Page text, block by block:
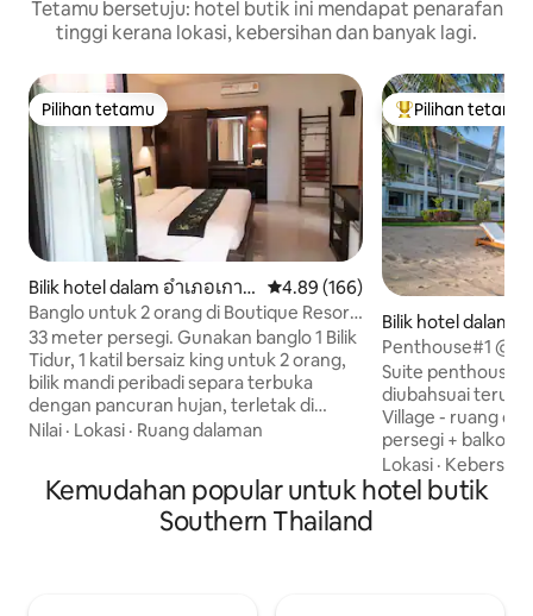
Tetamu bersetuju: hotel butik ini mendapat penarafan
tinggi kerana lokasi, kebersihan dan banyak lagi.
Pilihan tetamu
Pilihan tetamu
Bilik hotel dalam อำเภอเกาะ
ลันตา
Penarafan purata 4.89 daripada
4.89 (166)
Banglo untuk 2 orang di Boutique Resort
sarapan percuma
33 meter persegi. Gunakan banglo 1 Bilik
Tidur, 1 katil bersaiz king untuk 2 orang,
bilik mandi peribadi separa terbuka
dengan pancuran hujan, terletak di
taman tropika, privasi untuk penginapan
panas-sejuk, set linen kemudahan, jubah
mandi, pengering rambut, peti sejuk,
Nilai · Lokasi · Ruang dalaman
Pilihan utama
Pilihan tetamu
Bilik hotel dalam
Penthouse#1
Hotel w Brkfst/
Suite penthouse
diubahsuai terus
Village - ruang dalaman seluas 40 meter
persegi + balkoni
persegi dengan
pemandangan
menakjubkan
Lokasi ·
Kemudahan popular untuk hotel butik
Southern Thailand